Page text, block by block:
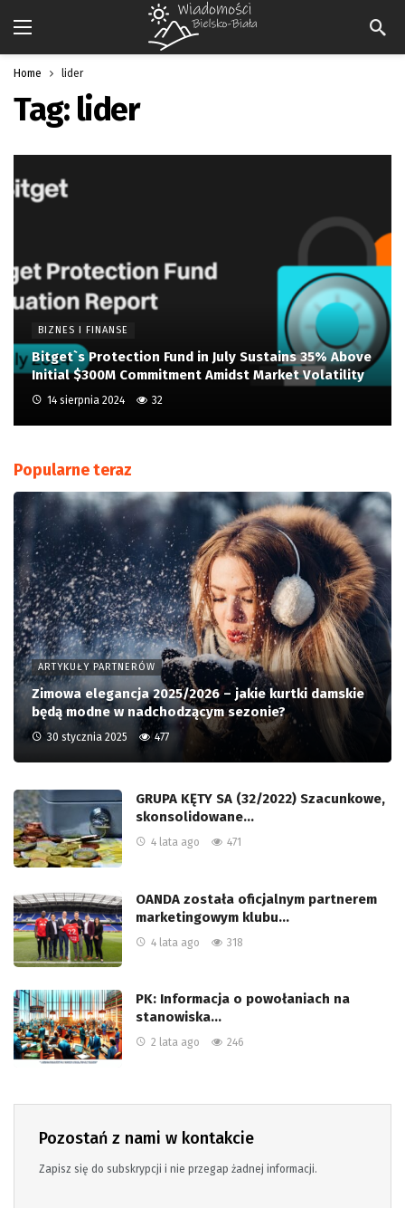
Home lider
Tag: lider
BIZNES I FINANSE
Bitget`s Protection Fund in July Sustains 35% Above
Initial $300M Commitment Amidst Market Volatility
14 sierpnia 2024 32
Popularne teraz
ARTYKUŁY PARTNERÓW
Zimowa elegancja 2025/2026 – jakie kurtki damskie
będą modne w nadchodzącym sezonie?
30 stycznia 2025 477
GRUPA KĘTY SA (32/2022) Szacunkowe,
skonsolidowane…
4 lata ago 471
OANDA została oficjalnym partnerem
marketingowym klubu…
4 lata ago 318
PK: Informacja o powołaniach na
stanowiska…
2 lata ago 246
Pozostań z nami w kontakcie
Zapisz się do subskrypcji i nie przegap żadnej informacji.